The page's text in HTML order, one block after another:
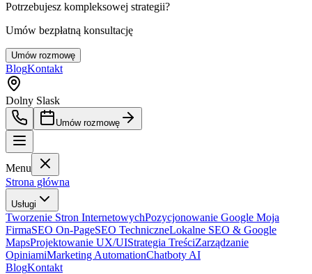
Potrzebujesz kompleksowej strategii?
Umów bezpłatną konsultację
Umów rozmowę
BlogKontakt
Dolny Slask
Umów rozmowę
Menu
Strona główna
Usługi
Tworzenie Stron InternetowychPozycjonowanie Google Moja
FirmaSEO On-PageSEO TechniczneLokalne SEO & Google
MapsProjektowanie UX/UIStrategia TreściZarządzanie
OpiniamiMarketing AutomationChatboty AI
BlogKontakt